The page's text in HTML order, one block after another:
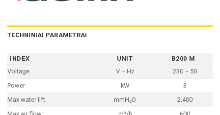
TECHNINIAI PARAMETRAI
INDEX UNIT
B200 M
Voltage
V – Hz
230 – 50
Power
kW
3
Max water lift
mmH₂O
2.400